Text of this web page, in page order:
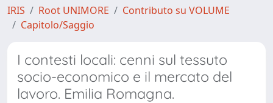
IRIS Root UNIMORE
Contributo su VOLUME
Capitolo/Saggio
I contesti locali: cenni sul tessuto
socio-economico e il mercato del
lavoro. Emilia Romagna.